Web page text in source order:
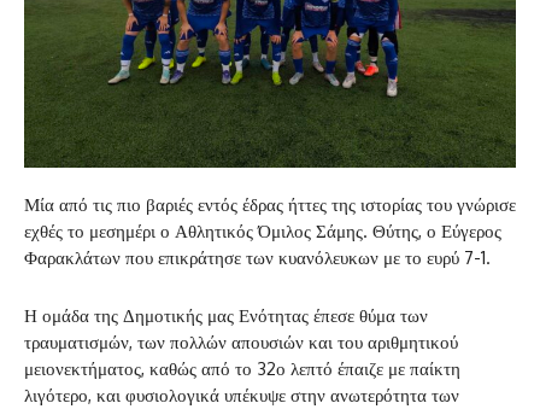
Μία από τις πιο βαριές εντός έδρας ήττες της ιστορίας του γνώρισε
εχθές το μεσημέρι ο Αθλητικός Όμιλος Σάμης. Θύτης, ο Εύγερος
Φαρακλάτων που επικράτησε των κυανόλευκων με το ευρύ 7-1.
Η ομάδα της Δημοτικής μας Ενότητας έπεσε θύμα των
τραυματισμών, των πολλών απουσιών και του αριθμητικού
μειονεκτήματος, καθώς από το 32ο λεπτό έπαιζε με παίκτη
λιγότερο, και φυσιολογικά υπέκυψε στην ανωτερότητα των